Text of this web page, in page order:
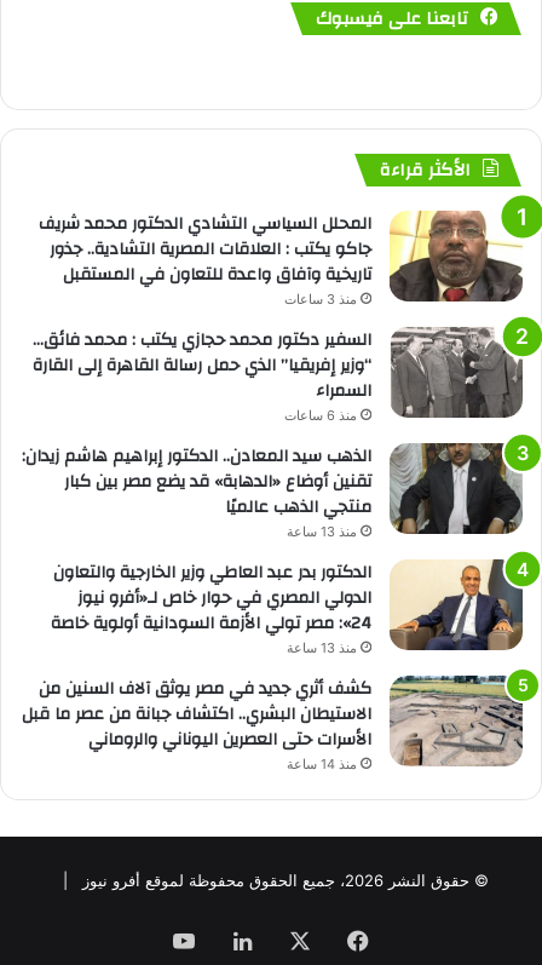
تابعنا على فيسبوك
الأكثر قراءة
المحلل السياسي التشادي الدكتور محمد شريف
جاكو يكتب : العلاقات المصرية التشادية.. جذور
تاريخية وآفاق واعدة للتعاون في المستقبل
منذ 3 ساعات
السفير دكتور محمد حجازي يكتب : محمد فائق…
“وزير إفريقيا” الذي حمل رسالة القاهرة إلى القارة
السمراء
منذ 6 ساعات
الذهب سيد المعادن.. الدكتور إبراهيم هاشم زيدان:
تقنين أوضاع «الدهابة» قد يضع مصر بين كبار
منتجي الذهب عالميًا
منذ 13 ساعة
الدكتور بدر عبد العاطي وزير الخارجية والتعاون
الدولي المصري في حوار خاص لـ«أفرو نيوز
24»: مصر تولي الأزمة السودانية أولوية خاصة
منذ 13 ساعة
كشف أثري جديد في مصر يوثق آلاف السنين من
الاستيطان البشري.. اكتشاف جبانة من عصر ما قبل
الأسرات حتى العصرين اليوناني والروماني
منذ 14 ساعة
© حقوق النشر 2026، جميع الحقوق محفوظة لموقع أفرو نيوز |
فيسبوك لينكدإن